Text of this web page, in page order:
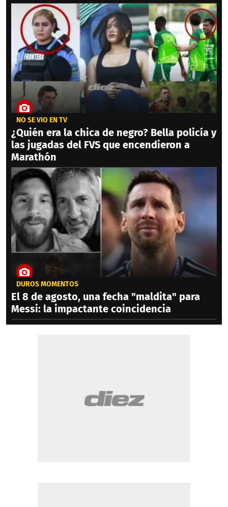
NO SE VIO EN TV
¿Quién era la chica de negro? Bella policía y
las jugadas del FVS que encendieron a
Marathón
DUROS MOMENTOS
El 8 de agosto, una fecha "maldita" para
Messi: la impactante coincidencia